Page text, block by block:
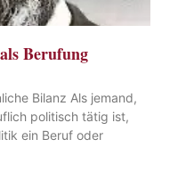
Berufung
Bilanz Als jemand,
politisch tätig ist,
ein Beruf oder